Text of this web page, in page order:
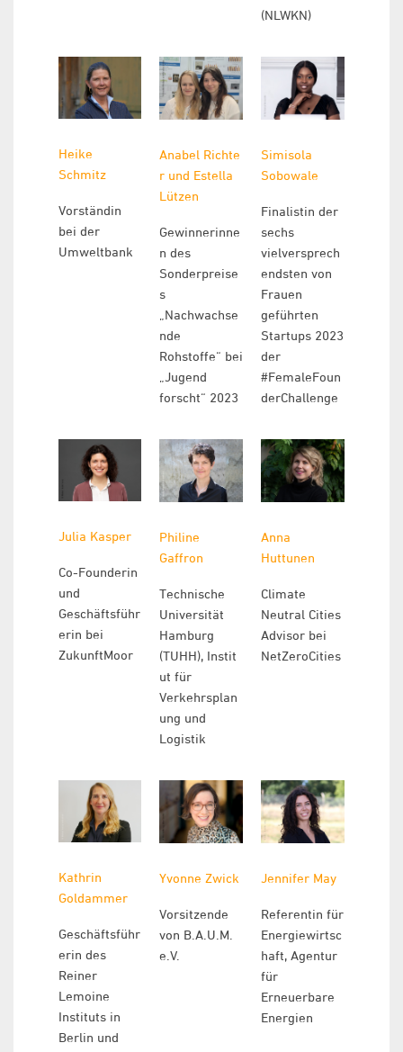
(NLWKN)
Heike
Schmitz
Vorständin
bei der
Umweltbank
Anabel Richte
r und Estella
Lützen
Gewinnerinne
n des
Sonderpreise
s
„Nachwachse
nde
Rohstoffe“ bei
„Jugend
forscht“ 2023
Simisola
Sobowale
Finalistin der
sechs
vielversprech
endsten von
Frauen
geführten
Startups 2023
der
#FemaleFoun
derChallenge
Julia Kasper
Co-Founderin
und
Geschäftsführ
erin bei
ZukunftMoor
Philine
Gaffron
Technische
Universität
Hamburg
(TUHH), Instit
ut für
Verkehrsplan
ung und
Logistik
Anna
Huttunen
Climate
Neutral Cities
Advisor bei
NetZeroCities
Kathrin
Goldammer
Geschäftsführ
erin des
Reiner
Lemoine
Instituts in
Berlin und
Yvonne Zwick
Vorsitzende
von B.A.U.M.
e.V.
Jennifer May
Referentin für
Energiewirtsc
haft, Agentur
für
Erneuerbare
Energien